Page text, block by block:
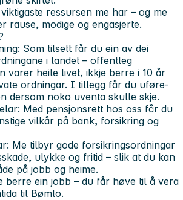
ressursen me har – og me
rause, modige og engasjerte.
Som tilsett får du ein av dei
i landet – offentleg
varer heile livet, ikkje berre i 10 år
ordningar. I tillegg får du uføre-
dersom noko uventa skulle skje.
Med pensjonsrett hos oss får du
vilkår på bank, forsikring og
Me tilbyr gode forsikringsordningar
ulykke og fritid – slik at du kan
på jobb og heime.
berre ein jobb – du får høve til å vera
til Bømlo.